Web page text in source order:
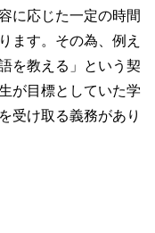
に応じた一定の時間
ます。その為、例え
を教える」という契
が目標としていた学
受け取る義務があり